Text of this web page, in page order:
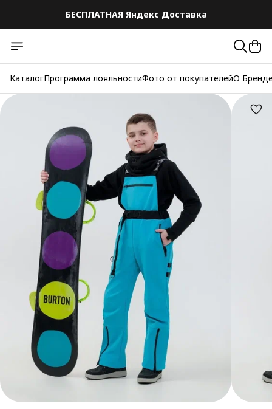
БЕСПЛАТНАЯ Яндекс Доставка
КаталогПрограмма лояльностиФото от покупателейО